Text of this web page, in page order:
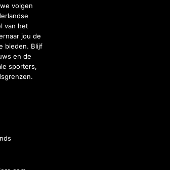
volgen
van het
jou de
bieden. Blijf
en de
sporters,